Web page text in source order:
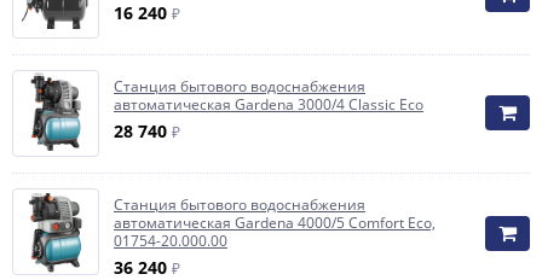
16 240 ₽
Станция бытового водоснабжения
автоматическая Gardena 3000/4 Classic Eco
28 740 ₽
Станция бытового водоснабжения
автоматическая Gardena 4000/5 Comfort Eco,
01754-20.000.00
36 240 ₽